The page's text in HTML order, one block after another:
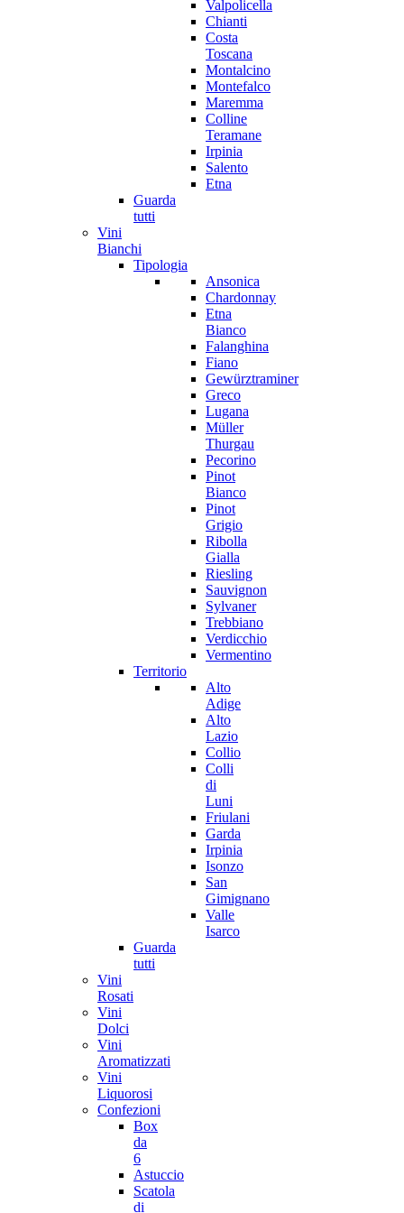
Valpolicella
Chianti
Costa
Toscana
Montalcino
Montefalco
Maremma
Colline
Teramane
Irpinia
Salento
Etna
Guarda
tutti
Vini
Bianchi
Tipologia
Ansonica
Chardonnay
Etna
Bianco
Falanghina
Fiano
Gewürztraminer
Greco
Lugana
Müller
Thurgau
Pecorino
Pinot
Bianco
Pinot
Grigio
Ribolla
Gialla
Riesling
Sauvignon
Sylvaner
Trebbiano
Verdicchio
Vermentino
Territorio
Alto
Adige
Alto
Lazio
Collio
Colli
di
Luni
Friulani
Garda
Irpinia
Isonzo
San
Gimignano
Valle
Isarco
Guarda
tutti
Vini
Rosati
Vini
Dolci
Vini
Aromatizzati
Vini
Liquorosi
Confezioni
Box
da
6
Astuccio
Scatola
di